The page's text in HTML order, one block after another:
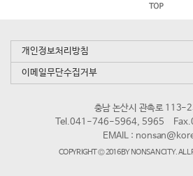
개인정보처리방침
이메일무단수집거부
충남 논산시 관촉로 113-
Tel.041-746-5964, 5965
EMAIL :
COPYRIGHT © 2016 BY NONSAN CITY. ALL